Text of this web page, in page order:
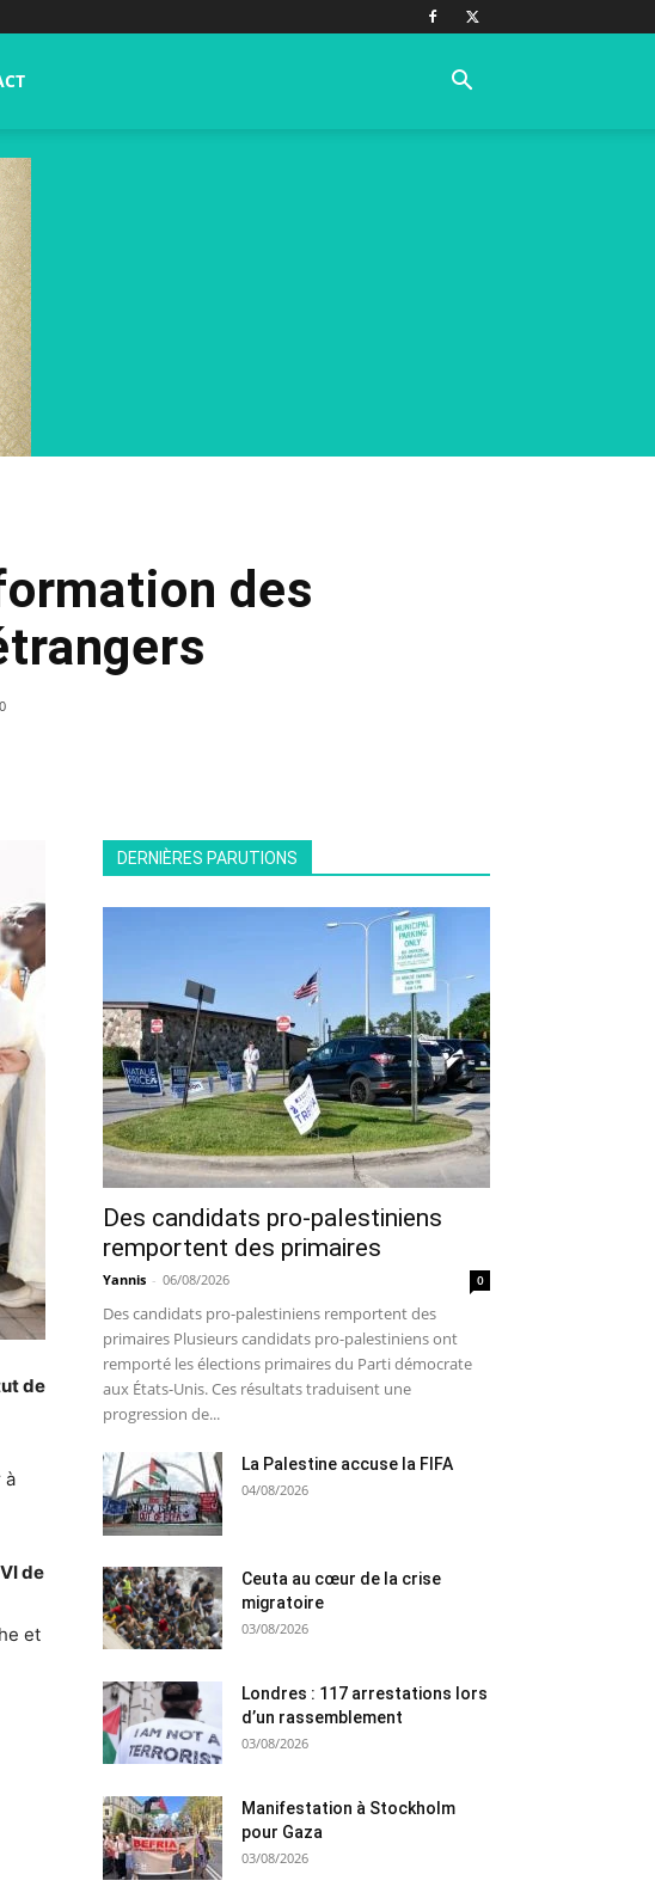
des
0
de
à
de
et
DERNIÈRES PARUTIONS
Des candidats pro-palestiniens
remportent des primaires
Yannis - 06/08/2026 0
Des candidats pro-palestiniens remportent des
primaires Plusieurs candidats pro-palestiniens ont
remporté les élections primaires du Parti démocrate
aux États-Unis. Ces résultats traduisent une
progression de...
La Palestine accuse la FIFA
04/08/2026
Ceuta au cœur de la crise
migratoire
03/08/2026
Londres : 117 arrestations lors
d’un rassemblement
03/08/2026
Manifestation à Stockholm
pour Gaza
03/08/2026